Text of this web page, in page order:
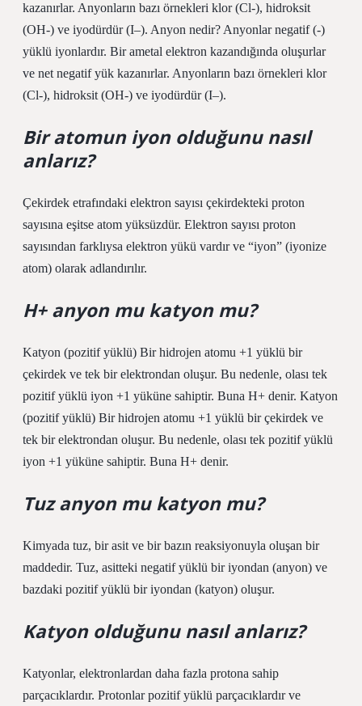
kazanırlar. Anyonların bazı örnekleri klor (Cl-), hidroksit
(OH-) ve iyodürdür (I–). Anyon nedir? Anyonlar negatif (-)
yüklü iyonlardır. Bir ametal elektron kazandığında oluşurlar
ve net negatif yük kazanırlar. Anyonların bazı örnekleri klor
(Cl-), hidroksit (OH-) ve iyodürdür (I–).
Bir atomun iyon olduğunu nasıl
anlarız?
Çekirdek etrafındaki elektron sayısı çekirdekteki proton
sayısına eşitse atom yüksüzdür. Elektron sayısı proton
sayısından farklıysa elektron yükü vardır ve “iyon” (iyonize
atom) olarak adlandırılır.
H+ anyon mu katyon mu?
Katyon (pozitif yüklü) Bir hidrojen atomu +1 yüklü bir
çekirdek ve tek bir elektrondan oluşur. Bu nedenle, olası tek
pozitif yüklü iyon +1 yüküne sahiptir. Buna H+ denir. Katyon
(pozitif yüklü) Bir hidrojen atomu +1 yüklü bir çekirdek ve
tek bir elektrondan oluşur. Bu nedenle, olası tek pozitif yüklü
iyon +1 yüküne sahiptir. Buna H+ denir.
Tuz anyon mu katyon mu?
Kimyada tuz, bir asit ve bir bazın reaksiyonuyla oluşan bir
maddedir. Tuz, asitteki negatif yüklü bir iyondan (anyon) ve
bazdaki pozitif yüklü bir iyondan (katyon) oluşur.
Katyon olduğunu nasıl anlarız?
Katyonlar, elektronlardan daha fazla protona sahip
parçacıklardır. Protonlar pozitif yüklü parçacıklardır ve